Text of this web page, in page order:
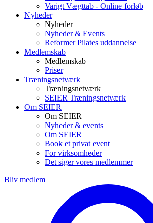
Varigt Vægttab - Online forløb
Nyheder
Nyheder
Nyheder & Events
Reformer Pilates uddannelse
Medlemskab
Medlemskab
Priser
Træningsnetværk
Træningsnetværk
SEIER Træningsnetværk
Om SEIER
Om SEIER
Nyheder & events
Om SEIER
Book et privat event
For virksomheder
Det siger vores medlemmer
Bliv medlem